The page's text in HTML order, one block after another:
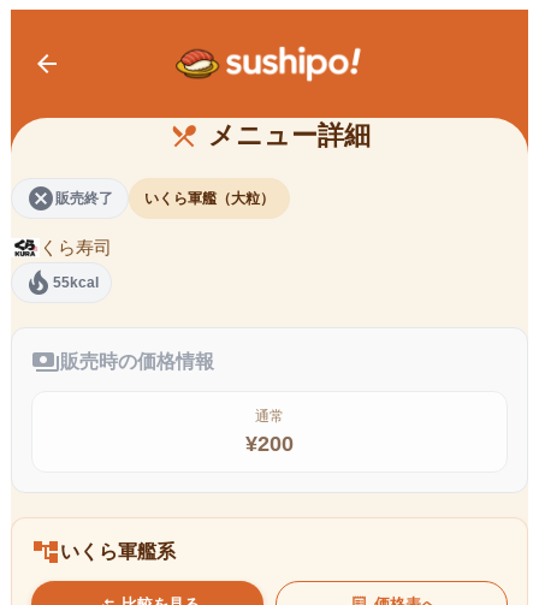
arrow_back
restaurant_menu メニュー詳細
大粒いくら（一貫）
cancel 販売終了 いくら軍艦（大粒）
くら寿司
local_fire_department 55kcal
payments販売時の価格情報
通常
¥200
account_treeいくら軍艦系